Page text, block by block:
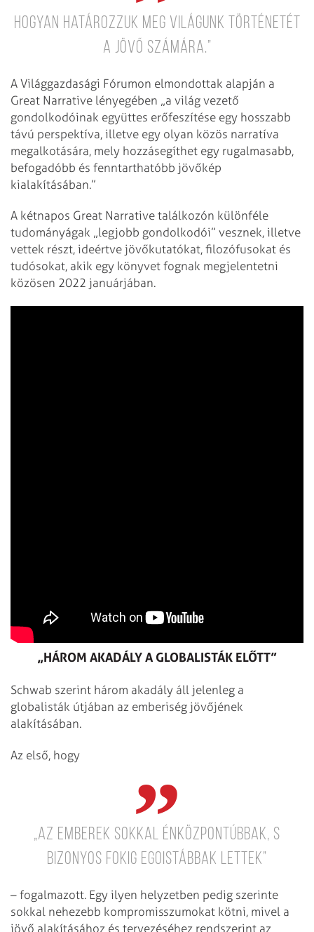
hogyan határozzuk meg világunk történetét
a jövő számára.”
A Világgazdasági Fórumon elmondottak alapján a
Great Narrative lényegében „a világ vezető
gondolkodóinak együttes erőfeszítése egy hosszabb
távú perspektíva, illetve egy olyan közös narratíva
megalkotására, mely hozzásegíthet egy rugalmasabb,
befogadóbb és fenntarthatóbb jövőkép
kialakításában.”
A kétnapos Great Narrative találkozón különféle
tudományágak „legjobb gondolkodói” vesznek, illetve
vettek részt, ideértve jövőkutatókat, filozófusokat és
tudósokat, akik egy könyvet fognak megjelentetni
közösen 2022 januárjában.
„HÁROM AKADÁLY A GLOBALISTÁK ELŐTT”
Schwab szerint három akadály áll jelenleg a
globalisták útjában az emberiség jövőjének
alakításában.
Az első, hogy
„az emberek sokkal énközpontúbbak, s
bizonyos fokig egoistábbak lettek”
– fogalmazott. Egy ilyen helyzetben pedig szerinte
sokkal nehezebb kompromisszumokat kötni, mivel a
jövő alakításához és tervezéséhez rendszerint az